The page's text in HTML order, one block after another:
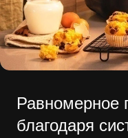
Равномерное
благодаря